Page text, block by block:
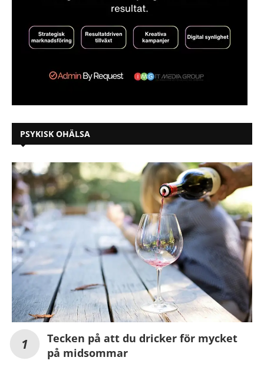
PSYKISK OHÄLSA
Tecken på att du dricker för mycket
på midsommar